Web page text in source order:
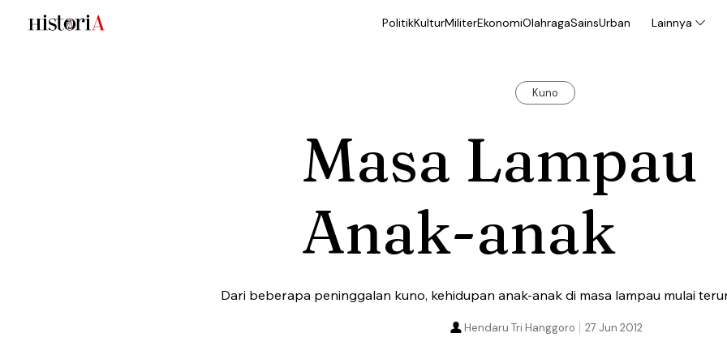
PolitikKulturMiliterEkonomiOlahragaSainsUrban Lainnya
Kuno
Masa Lampau
Anak-anak
Dari beberapa peninggalan kuno, kehidupan anak-anak di masa lampau mulai
27 Jun 2012
Hendaru Tri Hanggoro